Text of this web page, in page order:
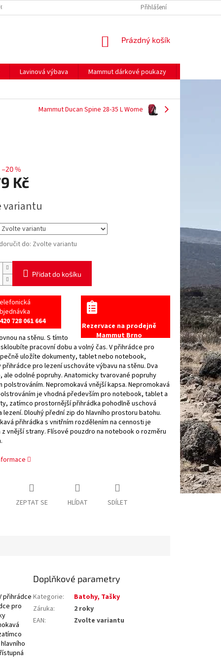
Přihlášení
NÁKUPNÍ
Prázdný košík
Lavinová výbava Mammut dárkové poukazy
Mammut Ducan Spine 28-35 L Wome
–20 %
Kč
variantu
do: Zvolte variantu
Přidat do košíku
Rezervace na prodejně
Mammut Brno
728 061 664
na stěnu. S tímto
pracovní dobu a volný čas. V přihrádce pro
uložíte dokumenty, tablet nebo notebook,
přihrádce pro lezení uschováte výbavu na stěnu. Dva
ale odolné popruhy. Anatomicky tvarované popruhy
polstrováním. Nepromokavá vnější kapsa. Nepromokavá
je vhodná především pro notebook, tablet a
zatímco prostornější přihrádka pohodlně uschová
lezení. Dlouhý přední zip do hlavního prostoru batohu.
přihrádka s vnitřním rozdělením na cennosti je
vnější strany. Flísové pouzdro na notebook o rozměru
ZEPTAT SE HLÍDAT SDÍLET
přihrádce
pro
Doplňkové parametry
Kategorie:
Batohy, Tašky
Záruka:
2 roky
EAN: Zvolte variantu